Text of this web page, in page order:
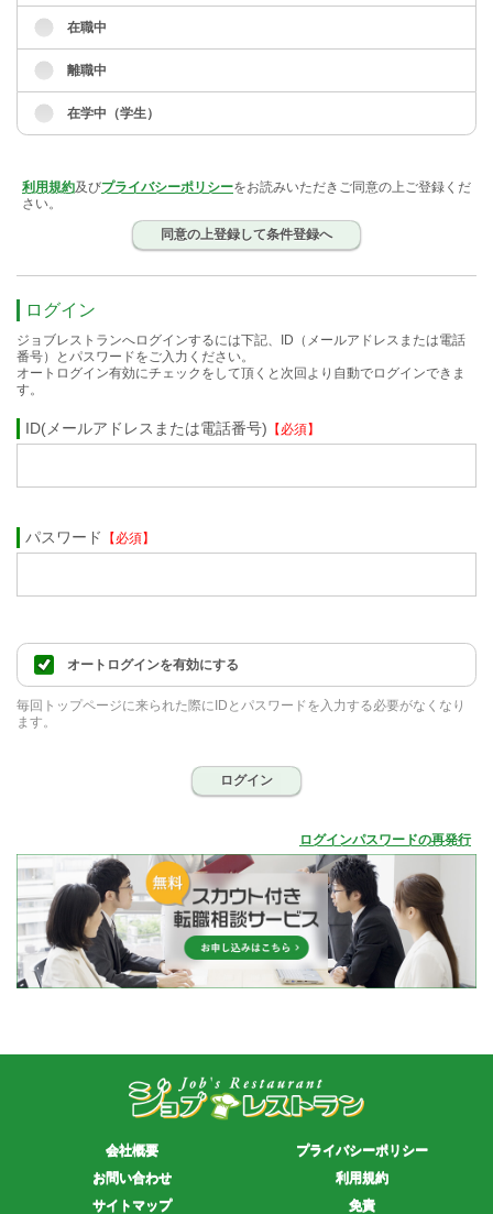
在職中
離職中
在学中（学生）
利用規約及びプライバシーポリシーをお読みいただきご同意の上ご登録くだ
さい。
同意の上登録して条件登録へ
ログイン
ジョブレストランへログインするには下記、ID（メールアドレスまたは電話
番号）とパスワードをご入力ください。
オートログイン有効にチェックをして頂くと次回より自動でログインできま
す。
ID(メールアドレスまたは電話番号) 【必須】
パスワード 【必須】
オートログインを有効にする
毎回トップページに来られた際にIDとパスワードを入力する必要がなくなり
ます。
ログイン
ログインパスワードの再発行
会社概要
お問い合わせ
サイトマップ
プライバシーポリシー
利用規約
免責